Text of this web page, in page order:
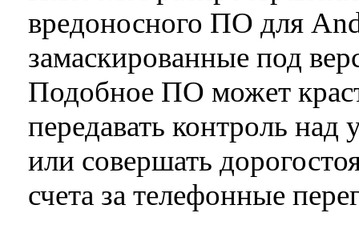
вредоносного ПО для
замаскированные под
Подобное ПО может
передавать контроль
или совершать
счета за телефонные